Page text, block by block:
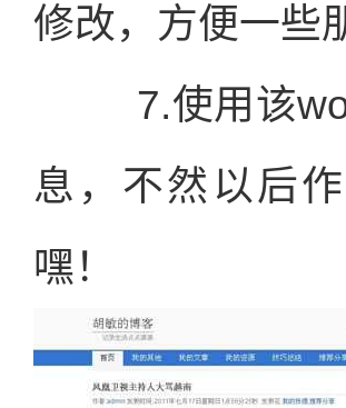
修改，方便一些
7.使用该
息，不然以后
嘿！